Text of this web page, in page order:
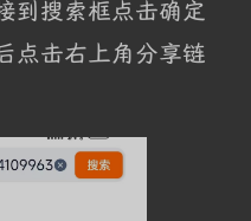
到搜索框点击确定
点击右上角分享链